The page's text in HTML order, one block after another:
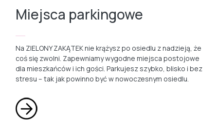
Miejsca parkingowe
Na ZIELONY ZAKĄTEK nie krążysz po osiedlu z nadzieją, że
coś się zwolni. Zapewniamy wygodne miejsca postojowe
dla mieszkańców i ich gości. Parkujesz szybko, blisko i bez
stresu – tak jak powinno być w nowoczesnym osiedlu.